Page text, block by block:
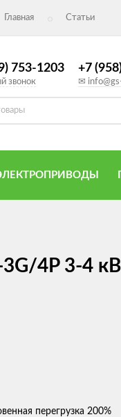
Главная Статьи
753-1203
звонок
+7
✉
3G/4P 3-4
перегрузка 200%